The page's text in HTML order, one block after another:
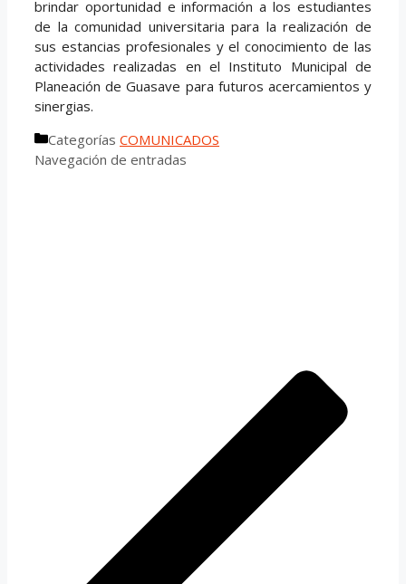
brindar oportunidad e información a los estudiantes
de la comunidad universitaria para la realización de
sus estancias profesionales y el conocimiento de las
actividades realizadas en el Instituto Municipal de
Planeación de Guasave para futuros acercamientos y
sinergias.
Categorías COMUNICADOS
Navegación de entradas